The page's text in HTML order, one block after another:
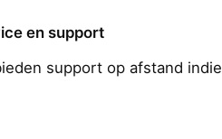
en support
support op afstand